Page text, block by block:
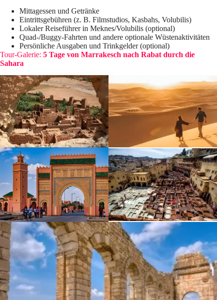
Mittagessen und Getränke
Eintrittsgebühren (z. B. Filmstudios, Kasbahs, Volubilis)
Lokaler Reiseführer in Meknes/Volubilis (optional)
Quad-/Buggy-Fahrten und andere optionale Wüstenaktivitäten
Persönliche Ausgaben und Trinkgelder (optional)
Tour-Galerie: 5 Tage von Marrakesch nach Rabat durch die
Sahara